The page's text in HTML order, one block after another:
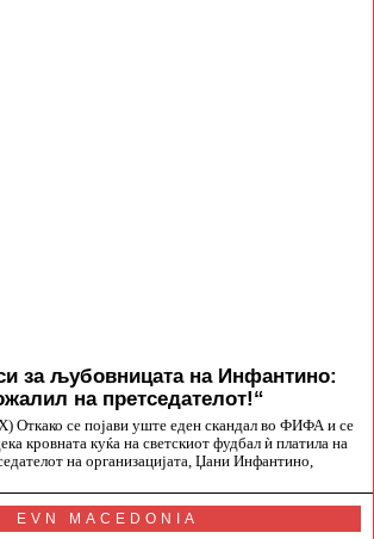
за љубовницата на Инфантино:
на претседателот!“
Откако се појави уште еден скандал во ФИФА и се
кровната куќа на светскиот фудбал ѝ платила на
на организацијата, Џани Инфантино,
EVN MACEDONIA